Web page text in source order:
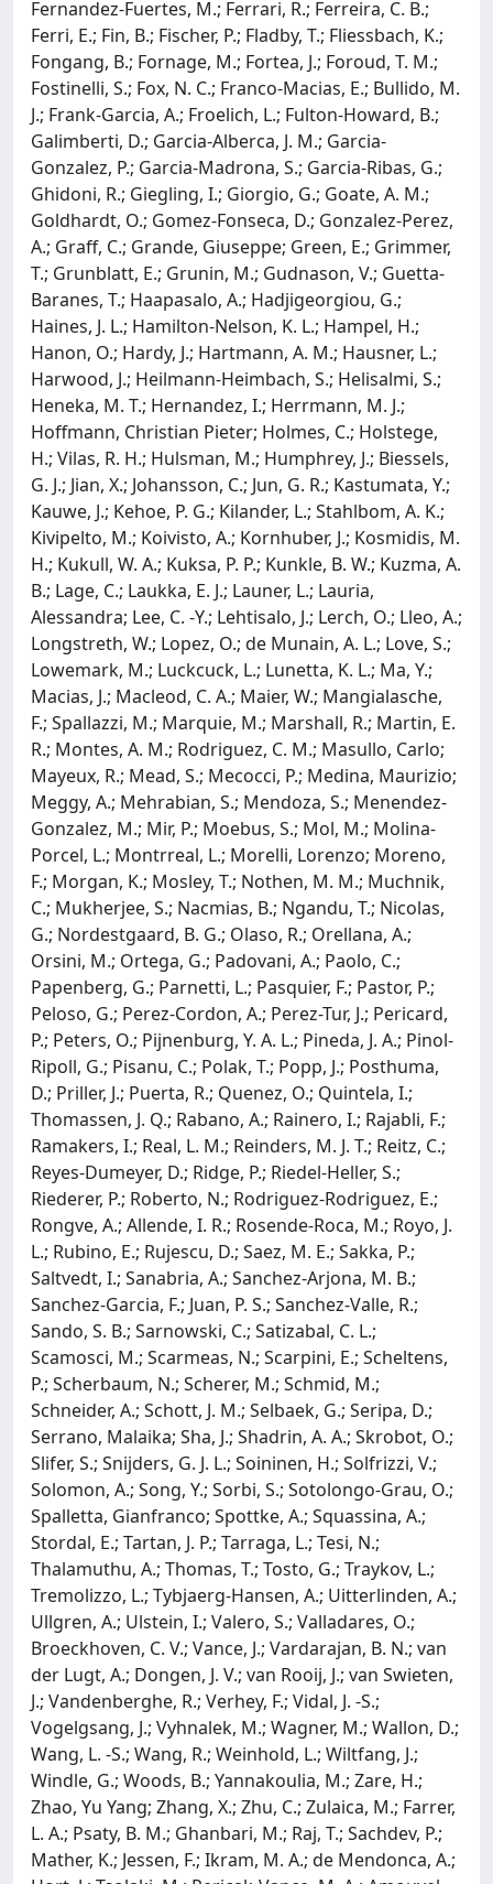
Fernandez-Fuertes, M.; Ferrari, R.; Ferreira, C. B.;
Ferri, E.; Fin, B.; Fischer, P.; Fladby, T.; Fliessbach, K.;
Fongang, B.; Fornage, M.; Fortea, J.; Foroud, T. M.;
Fostinelli, S.; Fox, N. C.; Franco-Macias, E.; Bullido, M.
J.; Frank-Garcia, A.; Froelich, L.; Fulton-Howard, B.;
Galimberti, D.; Garcia-Alberca, J. M.; Garcia-
Gonzalez, P.; Garcia-Madrona, S.; Garcia-Ribas, G.;
Ghidoni, R.; Giegling, I.; Giorgio, G.; Goate, A. M.;
Goldhardt, O.; Gomez-Fonseca, D.; Gonzalez-Perez,
A.; Graff, C.; Grande, Giuseppe; Green, E.; Grimmer,
T.; Grunblatt, E.; Grunin, M.; Gudnason, V.; Guetta-
Baranes, T.; Haapasalo, A.; Hadjigeorgiou, G.;
Haines, J. L.; Hamilton-Nelson, K. L.; Hampel, H.;
Hanon, O.; Hardy, J.; Hartmann, A. M.; Hausner, L.;
Harwood, J.; Heilmann-Heimbach, S.; Helisalmi, S.;
Heneka, M. T.; Hernandez, I.; Herrmann, M. J.;
Hoffmann, Christian Pieter; Holmes, C.; Holstege,
H.; Vilas, R. H.; Hulsman, M.; Humphrey, J.; Biessels,
G. J.; Jian, X.; Johansson, C.; Jun, G. R.; Kastumata, Y.;
Kauwe, J.; Kehoe, P. G.; Kilander, L.; Stahlbom, A. K.;
Kivipelto, M.; Koivisto, A.; Kornhuber, J.; Kosmidis, M.
H.; Kukull, W. A.; Kuksa, P. P.; Kunkle, B. W.; Kuzma, A.
B.; Lage, C.; Laukka, E. J.; Launer, L.; Lauria,
Alessandra; Lee, C. -Y.; Lehtisalo, J.; Lerch, O.; Lleo, A.;
Longstreth, W.; Lopez, O.; de Munain, A. L.; Love, S.;
Lowemark, M.; Luckcuck, L.; Lunetta, K. L.; Ma, Y.;
Macias, J.; Macleod, C. A.; Maier, W.; Mangialasche,
F.; Spallazzi, M.; Marquie, M.; Marshall, R.; Martin, E.
R.; Montes, A. M.; Rodriguez, C. M.; Masullo, Carlo;
Mayeux, R.; Mead, S.; Mecocci, P.; Medina, Maurizio;
Meggy, A.; Mehrabian, S.; Mendoza, S.; Menendez-
Gonzalez, M.; Mir, P.; Moebus, S.; Mol, M.; Molina-
Porcel, L.; Montrreal, L.; Morelli, Lorenzo; Moreno,
F.; Morgan, K.; Mosley, T.; Nothen, M. M.; Muchnik,
C.; Mukherjee, S.; Nacmias, B.; Ngandu, T.; Nicolas,
G.; Nordestgaard, B. G.; Olaso, R.; Orellana, A.;
Orsini, M.; Ortega, G.; Padovani, A.; Paolo, C.;
Papenberg, G.; Parnetti, L.; Pasquier, F.; Pastor, P.;
Peloso, G.; Perez-Cordon, A.; Perez-Tur, J.; Pericard,
P.; Peters, O.; Pijnenburg, Y. A. L.; Pineda, J. A.; Pinol-
Ripoll, G.; Pisanu, C.; Polak, T.; Popp, J.; Posthuma,
D.; Priller, J.; Puerta, R.; Quenez, O.; Quintela, I.;
Thomassen, J. Q.; Rabano, A.; Rainero, I.; Rajabli, F.;
Ramakers, I.; Real, L. M.; Reinders, M. J. T.; Reitz, C.;
Reyes-Dumeyer, D.; Ridge, P.; Riedel-Heller, S.;
Riederer, P.; Roberto, N.; Rodriguez-Rodriguez, E.;
Rongve, A.; Allende, I. R.; Rosende-Roca, M.; Royo, J.
L.; Rubino, E.; Rujescu, D.; Saez, M. E.; Sakka, P.;
Saltvedt, I.; Sanabria, A.; Sanchez-Arjona, M. B.;
Sanchez-Garcia, F.; Juan, P. S.; Sanchez-Valle, R.;
Sando, S. B.; Sarnowski, C.; Satizabal, C. L.;
Scamosci, M.; Scarmeas, N.; Scarpini, E.; Scheltens,
P.; Scherbaum, N.; Scherer, M.; Schmid, M.;
Schneider, A.; Schott, J. M.; Selbaek, G.; Seripa, D.;
Serrano, Malaika; Sha, J.; Shadrin, A. A.; Skrobot, O.;
Slifer, S.; Snijders, G. J. L.; Soininen, H.; Solfrizzi, V.;
Solomon, A.; Song, Y.; Sorbi, S.; Sotolongo-Grau, O.;
Spalletta, Gianfranco; Spottke, A.; Squassina, A.;
Stordal, E.; Tartan, J. P.; Tarraga, L.; Tesi, N.;
Thalamuthu, A.; Thomas, T.; Tosto, G.; Traykov, L.;
Tremolizzo, L.; Tybjaerg-Hansen, A.; Uitterlinden, A.;
Ullgren, A.; Ulstein, I.; Valero, S.; Valladares, O.;
Broeckhoven, C. V.; Vance, J.; Vardarajan, B. N.; van
der Lugt, A.; Dongen, J. V.; van Rooij, J.; van Swieten,
J.; Vandenberghe, R.; Verhey, F.; Vidal, J. -S.;
Vogelgsang, J.; Vyhnalek, M.; Wagner, M.; Wallon, D.;
Wang, L. -S.; Wang, R.; Weinhold, L.; Wiltfang, J.;
Windle, G.; Woods, B.; Yannakoulia, M.; Zare, H.;
Zhao, Yu Yang; Zhang, X.; Zhu, C.; Zulaica, M.; Farrer,
L. A.; Psaty, B. M.; Ghanbari, M.; Raj, T.; Sachdev, P.;
Mather, K.; Jessen, F.; Ikram, M. A.; de Mendonca, A.;